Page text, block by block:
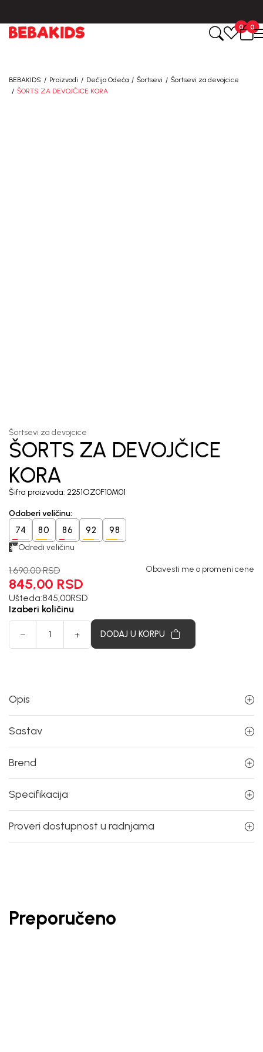
0
0
BEBAKIDS Proizvodi Dečija Odeća Šortsevi
Šortsevi za devojcice
ŠORTS ZA DEVOJČICE KORA
Šortsevi za devojcice
ŠORTS ZA DEVOJČICE
KORA
Šifra proizvoda: 2251OZ0F10M01
Odaberi veličinu:
74 80 86 92 98
Odredi veličinu
1.690,00 RSD
845,00 RSD
Ušteda:845,00RSD
Obavesti me o promeni cene
Izaberi količinu
DODAJ U KORPU
Opis
Sastav
Brend
Specifikacija
Proveri dostupnost u radnjama
Preporučeno